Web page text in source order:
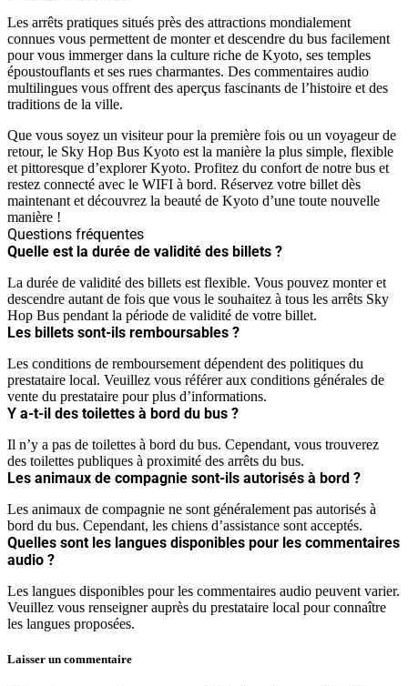
Les arrêts pratiques situés près des attractions mondialement
connues vous permettent de monter et descendre du bus facilement
pour vous immerger dans la culture riche de Kyoto, ses temples
époustouflants et ses rues charmantes. Des commentaires audio
multilingues vous offrent des aperçus fascinants de l’histoire et des
traditions de la ville.
Que vous soyez un visiteur pour la première fois ou un voyageur de
retour, le Sky Hop Bus Kyoto est la manière la plus simple, flexible
et pittoresque d’explorer Kyoto. Profitez du confort de notre bus et
restez connecté avec le WIFI à bord. Réservez votre billet dès
maintenant et découvrez la beauté de Kyoto d’une toute nouvelle
manière !
Questions fréquentes
Quelle est la durée de validité des billets ?
La durée de validité des billets est flexible. Vous pouvez monter et
descendre autant de fois que vous le souhaitez à tous les arrêts Sky
Hop Bus pendant la période de validité de votre billet.
Les billets sont-ils remboursables ?
Les conditions de remboursement dépendent des politiques du
prestataire local. Veuillez vous référer aux conditions générales de
vente du prestataire pour plus d’informations.
Y a-t-il des toilettes à bord du bus ?
Il n’y a pas de toilettes à bord du bus. Cependant, vous trouverez
des toilettes publiques à proximité des arrêts du bus.
Les animaux de compagnie sont-ils autorisés à bord ?
Les animaux de compagnie ne sont généralement pas autorisés à
bord du bus. Cependant, les chiens d’assistance sont acceptés.
Quelles sont les langues disponibles pour les commentaires
audio ?
Les langues disponibles pour les commentaires audio peuvent varier.
Veuillez vous renseigner auprès du prestataire local pour connaître
les langues proposées.
Laisser un commentaire